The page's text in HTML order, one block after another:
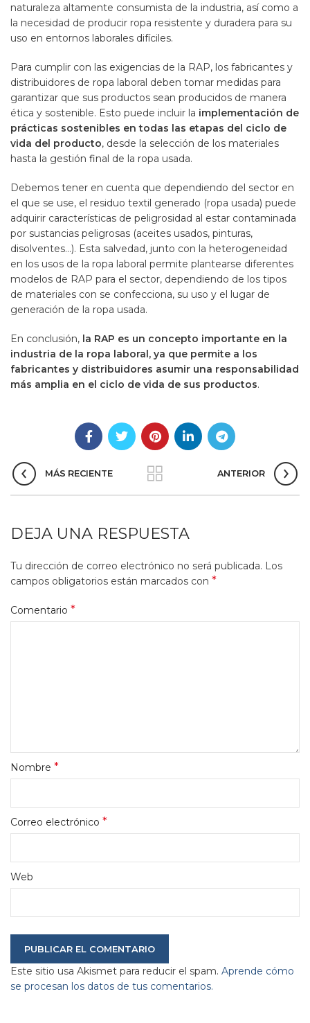
naturaleza altamente consumista de la industria, así como a
la necesidad de producir ropa resistente y duradera para su
uso en entornos laborales difíciles.
Para cumplir con las exigencias de la RAP, los fabricantes y
distribuidores de ropa laboral deben tomar medidas para
garantizar que sus productos sean producidos de manera
ética y sostenible. Esto puede incluir la implementación de
prácticas sostenibles en todas las etapas del ciclo de
vida del producto, desde la selección de los materiales
hasta la gestión final de la ropa usada.
Debemos tener en cuenta que dependiendo del sector en
el que se use, el residuo textil generado (ropa usada) puede
adquirir características de peligrosidad al estar contaminada
por sustancias peligrosas (aceites usados, pinturas,
disolventes…). Esta salvedad, junto con la heterogeneidad
en los usos de la ropa laboral permite plantearse diferentes
modelos de RAP para el sector, dependiendo de los tipos
de materiales con se confecciona, su uso y el lugar de
generación de la ropa usada.
En conclusión, la RAP es un concepto importante en la
industria de la ropa laboral, ya que permite a los
fabricantes y distribuidores asumir una responsabilidad
más amplia en el ciclo de vida de sus productos.
MÁS RECIENTE ANTERIOR
DEJA UNA RESPUESTA
Tu dirección de correo electrónico no será publicada. Los
campos obligatorios están marcados con *
Comentario *
Nombre *
Correo electrónico *
Web
Este sitio usa Akismet para reducir el spam. Aprende cómo
se procesan los datos de tus comentarios.